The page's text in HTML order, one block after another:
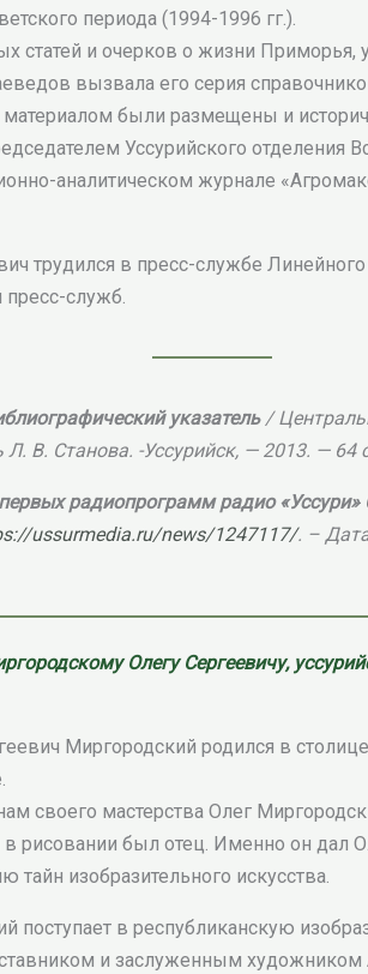
периода (1994-1996 гг.).
статей и очерков о жизни Приморья,
вызвала его серия
были размещены и
Уссурийского отделения
аналитическом журнале
трудился в пресс-службе
служб.
указатель/
Л. В. Станова. -Уссурийск, — 2013. — 64
радиопрограмм радио «Уссури»
ussurmedia.ru/news/1247117/. –
Олегу Сергеевичу,
Миргородский родился в
своего мастерства Олег
в рисовании был отец. Именно он дал
тайн изобразительного искусства.
поступает в республиканскую
и заслуженным